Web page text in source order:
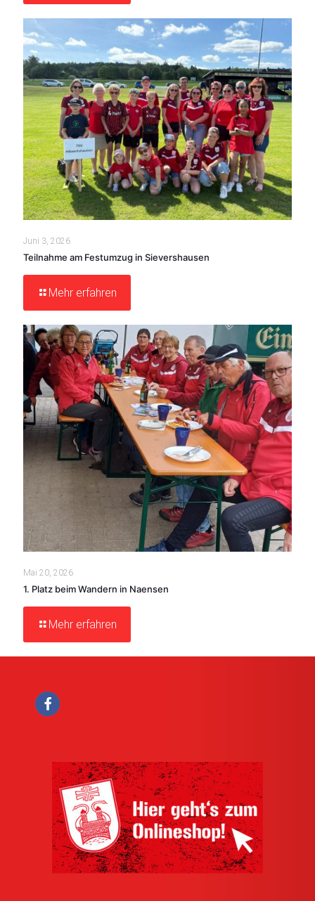
Juni 3, 2026
Teilnahme am Festumzug in Sievershausen
Mehr erfahren
Mai 20, 2026
1. Platz beim Wandern in Naensen
Mehr erfahren